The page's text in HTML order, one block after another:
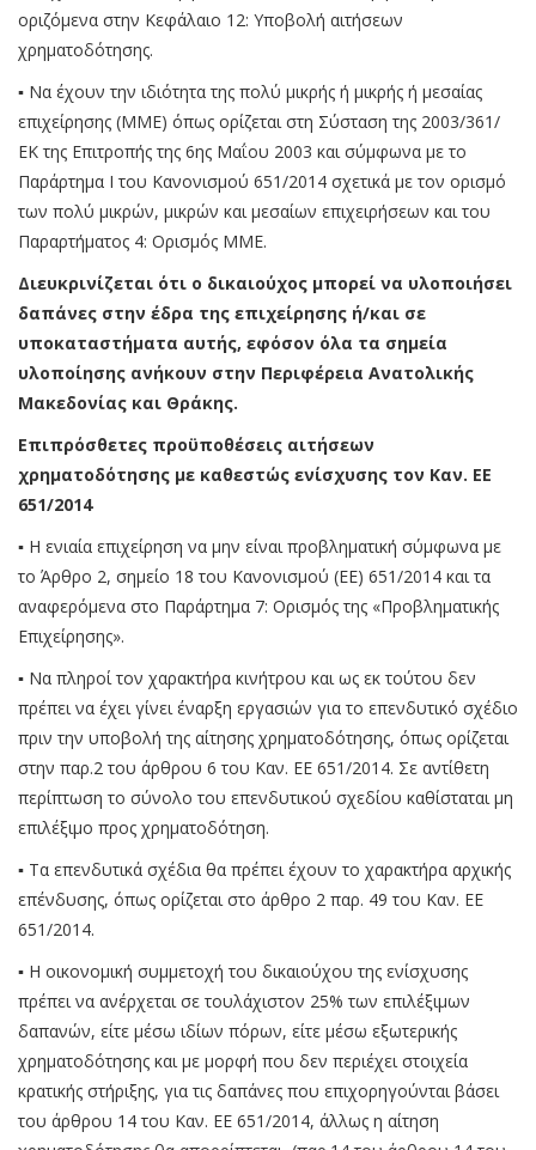
οριζόμενα στην Κεφάλαιο 12: Υποβολή αιτήσεων
χρηματοδότησης.
▪ Να έχουν την ιδιότητα της πολύ μικρής ή μικρής ή μεσαίας
επιχείρησης (ΜΜΕ) όπως ορίζεται στη Σύσταση της 2003/361/
ΕΚ της Επιτροπής της 6ης Μαΐου 2003 και σύμφωνα με το
Παράρτημα Ι του Κανονισμού 651/2014 σχετικά με τον ορισμό
των πολύ μικρών, μικρών και μεσαίων επιχειρήσεων και του
Παραρτήματος 4: Ορισμός ΜΜΕ.
Διευκρινίζεται ότι ο δικαιούχος μπορεί να υλοποιήσει
δαπάνες στην έδρα της επιχείρησης ή/και σε
υποκαταστήματα αυτής, εφόσον όλα τα σημεία
υλοποίησης ανήκουν στην Περιφέρεια Ανατολικής
Μακεδονίας και Θράκης.
Επιπρόσθετες προϋποθέσεις αιτήσεων
χρηματοδότησης με καθεστώς ενίσχυσης τον Καν. ΕΕ
651/2014
▪ Η ενιαία επιχείρηση να μην είναι προβληματική σύμφωνα με
το Άρθρο 2, σημείο 18 του Κανονισμού (ΕΕ) 651/2014 και τα
αναφερόμενα στο Παράρτημα 7: Ορισμός της «Προβληματικής
Επιχείρησης».
▪ Να πληροί τον χαρακτήρα κινήτρου και ως εκ τούτου δεν
πρέπει να έχει γίνει έναρξη εργασιών για το επενδυτικό σχέδιο
πριν την υποβολή της αίτησης χρηματοδότησης, όπως ορίζεται
στην παρ.2 του άρθρου 6 του Καν. ΕΕ 651/2014. Σε αντίθετη
περίπτωση το σύνολο του επενδυτικού σχεδίου καθίσταται μη
επιλέξιμο προς χρηματοδότηση.
▪ Τα επενδυτικά σχέδια θα πρέπει έχουν το χαρακτήρα αρχικής
επένδυσης, όπως ορίζεται στο άρθρο 2 παρ. 49 του Καν. ΕΕ
651/2014.
▪ Η οικονομική συμμετοχή του δικαιούχου της ενίσχυσης
πρέπει να ανέρχεται σε τουλάχιστον 25% των επιλέξιμων
δαπανών, είτε μέσω ιδίων πόρων, είτε μέσω εξωτερικής
χρηματοδότησης και με μορφή που δεν περιέχει στοιχεία
κρατικής στήριξης, για τις δαπάνες που επιχορηγούνται βάσει
του άρθρου 14 του Καν. ΕΕ 651/2014, άλλως η αίτηση